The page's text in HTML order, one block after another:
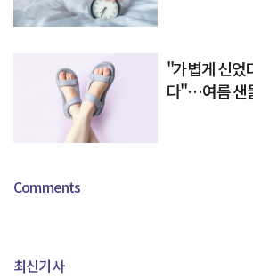
"가볍게 신었
다"…여름 샌
Comments
최신기사